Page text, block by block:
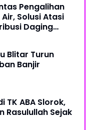
Pengalihan
Solusi Atasi
Daging
Blitar Turun
Banjir
TK ABA Slorok,
Rasulullah Sejak